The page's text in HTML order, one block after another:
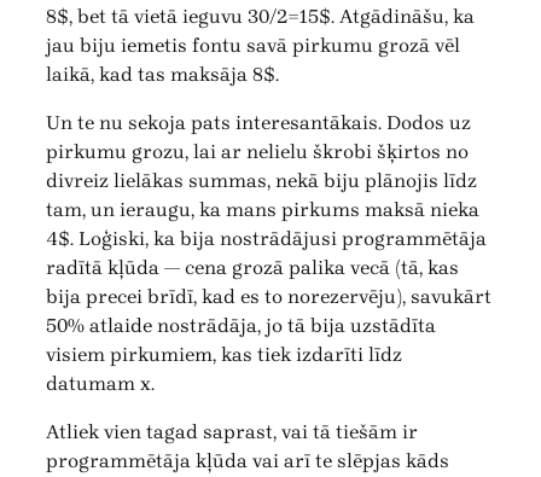
8$, bet tā vietā ieguvu 30/2=15$. Atgādināšu, ka
jau biju iemetis fontu savā pirkumu grozā vēl
laikā, kad tas maksāja 8$.
Un te nu sekoja pats interesantākais. Dodos uz
pirkumu grozu, lai ar nelielu škrobi šķirtos no
divreiz lielākas summas, nekā biju plānojis līdz
tam, un ieraugu, ka mans pirkums maksā nieka
4$. Loģiski, ka bija nostrādājusi programmētāja
radītā kļūda — cena grozā palika vecā (tā, kas
bija precei brīdī, kad es to norezervēju), savukārt
50% atlaide nostrādāja, jo tā bija uzstādīta
visiem pirkumiem, kas tiek izdarīti līdz
datumam x.
Atliek vien tagad saprast, vai tā tiešām ir
programmētāja kļūda vai arī te slēpjas kāds